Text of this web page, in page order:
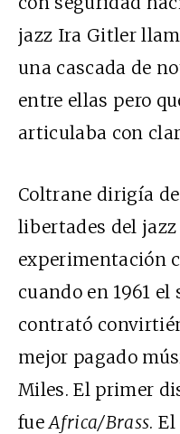
jazz Ira Gitler
una cascada de
entre ellas pero
articulaba con
Coltrane dirigía
libertades del
experimentación
cuando en 1961
contrató
mejor pagado
Miles. El primer
fueAfrica/Brass.